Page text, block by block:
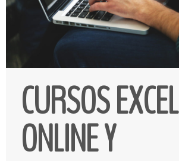
CURSOS EXCEL
ONLINE Y